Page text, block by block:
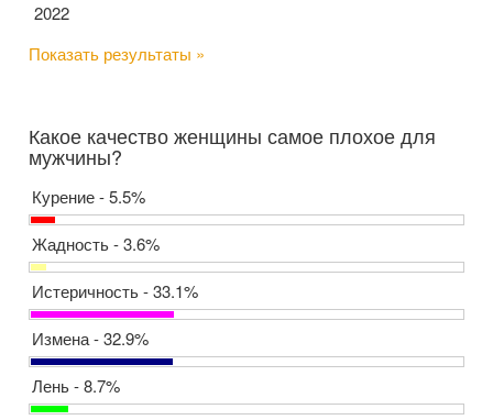
2022
Показать результаты »
Какое качество женщины самое плохое для
мужчины?
Курение - 5.5%
Жадность - 3.6%
Истеричность - 33.1%
Измена - 32.9%
Лень - 8.7%